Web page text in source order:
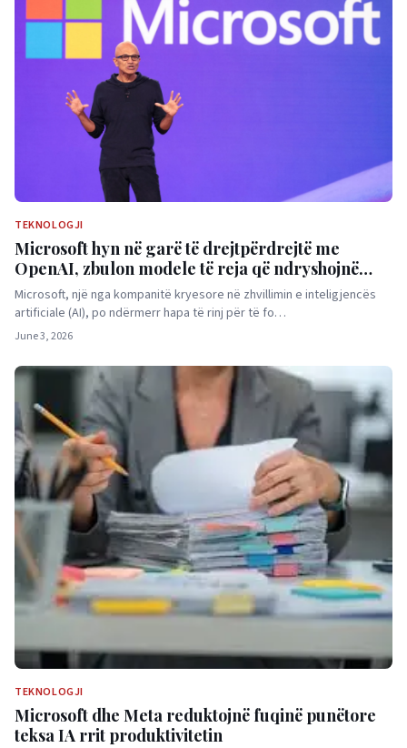
TEKNOLOGJI
Microsoft hyn në garë të drejtpërdrejtë me
OpenAI, zbulon modele të reja që ndryshojnë
gjithçka
Microsoft, një nga kompanitë kryesore në zhvillimin e inteligjencës
artificiale (AI), po ndërmerr hapa të rinj për të fo…
June 3, 2026
TEKNOLOGJI
Microsoft dhe Meta reduktojnë fuqinë punëtore
teksa IA rrit produktivitetin